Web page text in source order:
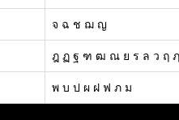
จ ฉ ช ฌ ญ
ฎ ฏ ฐ ฑ ฒ ณ ย ร ล ว ฤ ฦ
พ บ ป ผ ฝ ฟ ภ ม